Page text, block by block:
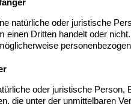
natürliche oder juristische
einen Dritten handelt oder
oder juristische Person,
die unter der unmittelbaren